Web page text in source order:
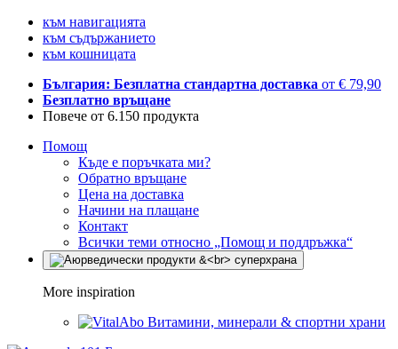
към навигацията
към съдържанието
към кошницата
България: Безплатна стандартна доставка от € 79,90
Безплатно връщане
Повече от 6.150 продукта
Помощ
Къде е поръчката ми?
Обратно връщане
Цена на доставка
Начини на плащане
Контакт
Всички теми относно „Помощ и поддръжка“
More inspiration
Витамини, минерали & спортни храни